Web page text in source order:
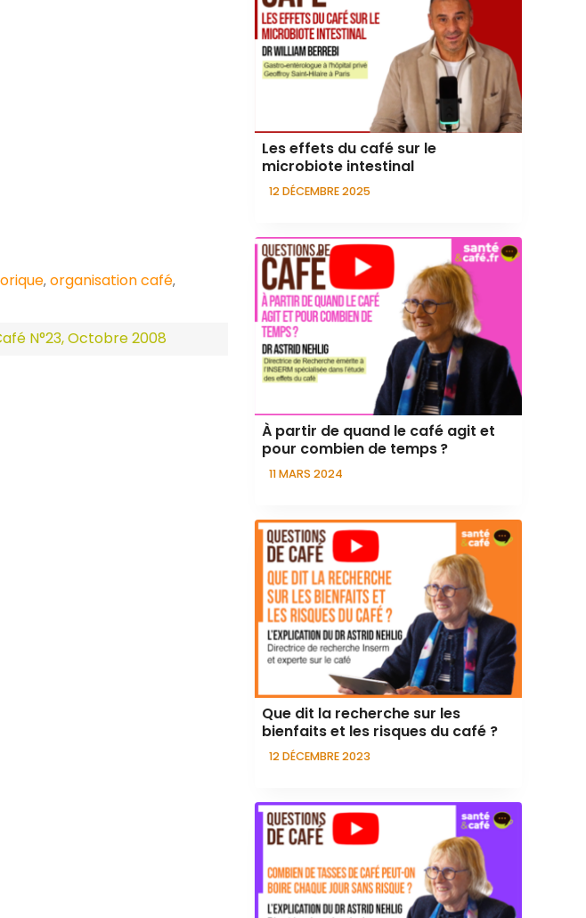
, organisation café,
N°23, Octobre 2008
Les effets du café sur le
microbiote intestinal
12 DÉCEMBRE 2025
À partir de quand le café agit et
pour combien de temps ?
11 MARS 2024
Que dit la recherche sur les
bienfaits et les risques du café ?
12 DÉCEMBRE 2023